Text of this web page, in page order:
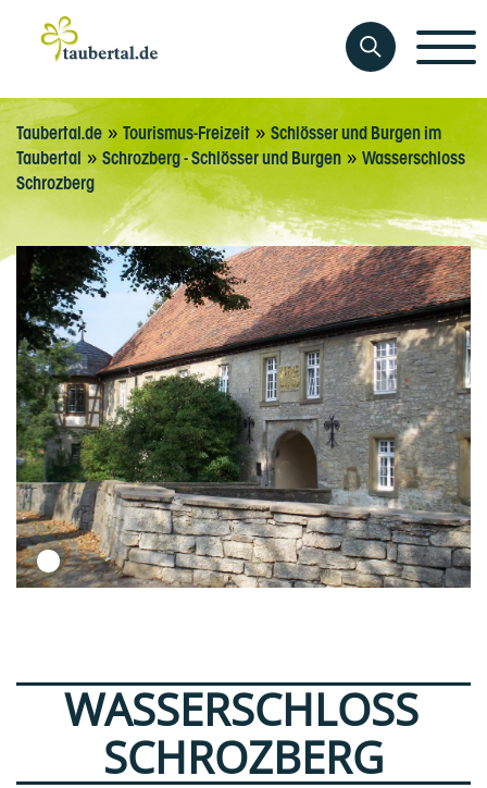
Taubertal.de »Tourismus-Freizeit » Schlösser und Burgen im
Taubertal » Schrozberg - Schlösser und Burgen»Wasserschloss
Schrozberg
WASSERSCHLOSS
SCHROZBERG